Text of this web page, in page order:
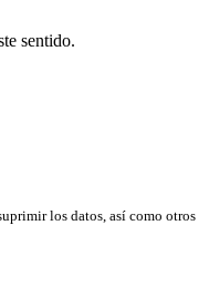
sentido.
los datos, así como otros